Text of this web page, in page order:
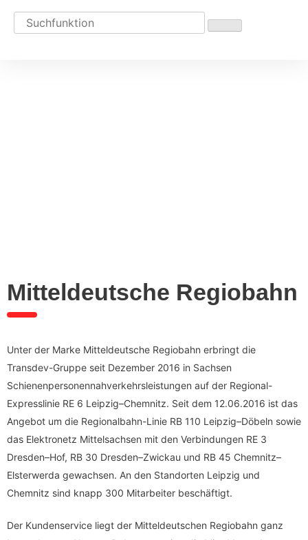
Mitteldeutsche Regiobahn
Unter der Marke Mitteldeutsche Regiobahn erbringt die
Transdev-Gruppe seit Dezember 2016 in Sachsen
Schienenpersonennahverkehrsleistungen auf der Regional-
Expresslinie RE 6 Leipzig–Chemnitz. Seit dem 12.06.2016 ist das
Angebot um die Regionalbahn-Linie RB 110 Leipzig–Döbeln sowie
das Elektronetz Mittelsachsen mit den Verbindungen RE 3
Dresden–Hof, RB 30 Dresden–Zwickau und RB 45 Chemnitz–
Elsterwerda gewachsen. An den Standorten Leipzig und
Chemnitz sind knapp 300 Mitarbeiter beschäftigt.
Der Kundenservice liegt der Mitteldeutschen Regiobahn ganz